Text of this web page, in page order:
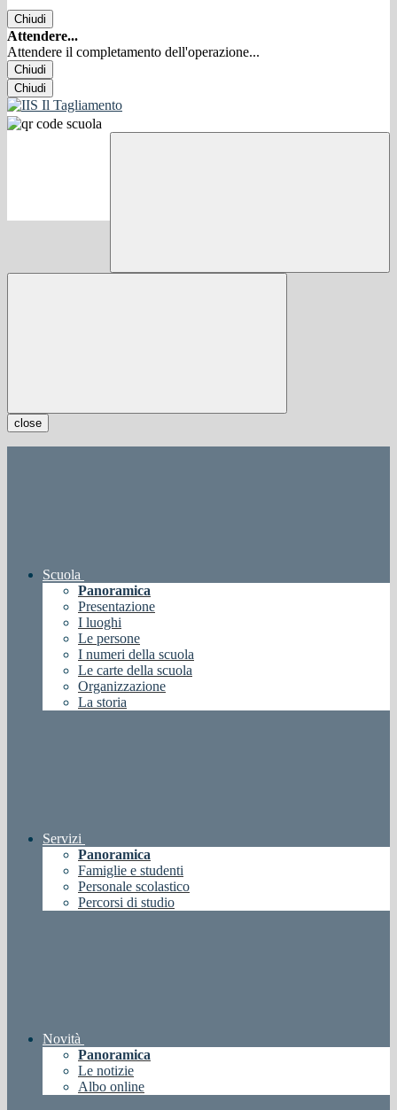
Chiudi
Attendere...
Attendere il completamento dell'operazione...
Chiudi
Chiudi
close
Scuola
Panoramica
Presentazione
I luoghi
Le persone
I numeri della scuola
Le carte della scuola
Organizzazione
La storia
Servizi
Panoramica
Famiglie e studenti
Personale scolastico
Percorsi di studio
Novità
Panoramica
Le notizie
Albo online